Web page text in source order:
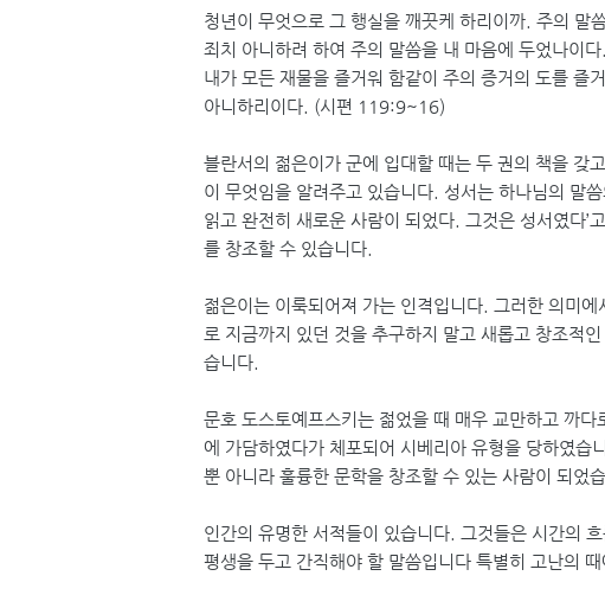
청년이 무엇으로 그 행실을 깨끗케 하리이까. 주의 말
죄치 아니하려 하여 주의 말씀을 내 마음에 두었나이
내가 모든 재물을 즐거워 함같이 주의 증거의 도를 즐
아니하리이다. (시편 119:9~16)
블란서의 젊은이가 군에 입대할 때는 두 권의 책을 갖
이 무엇임을 알려주고 있습니다. 성서는 하나님의 말
읽고 완전히 새로운 사람이 되었다. 그것은 성서였다
를 창조할 수 있습니다.
젊은이는 이룩되어져 가는 인격입니다. 그러한 의미
로 지금까지 있던 것을 추구하지 말고 새롭고 창조적
습니다.
문호 도스토예프스키는 젊었을 때 매우 교만하고 까
에 가담하였다가 체포되어 시베리아 유형을 당하였
뿐 아니라 훌륭한 문학을 창조할 수 있는 사람이 되었
인간의 유명한 서적들이 있습니다. 그것들은 시간의
평생을 두고 간직해야 할 말씀입니다 특별히 고난의